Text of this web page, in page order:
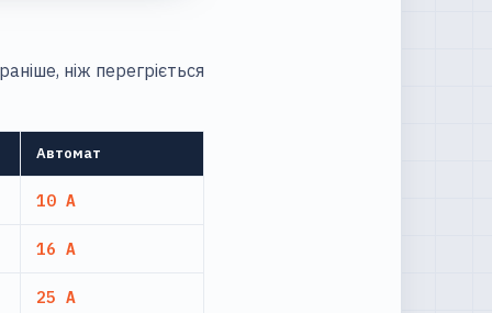
ніж перегріється
Автомат
10 А
16 А
25 А